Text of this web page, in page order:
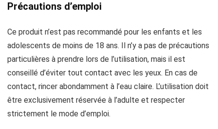
Précautions d’emploi
Ce produit n’est pas recommandé pour les enfants et les
adolescents de moins de 18 ans. Il n’y a pas de précautions
particulières à prendre lors de l’utilisation, mais il est
conseillé d’éviter tout contact avec les yeux. En cas de
contact, rincer abondamment à l’eau claire. L’utilisation doit
être exclusivement réservée à l’adulte et respecter
strictement le mode d’emploi.